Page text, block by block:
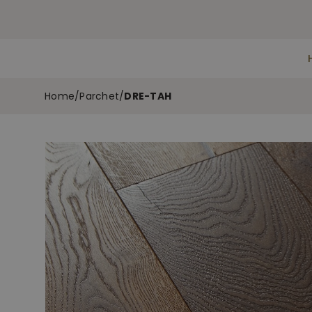
Home/Parchet/DRE-TAH
Skip
to
the
end
of
the
images
gallery